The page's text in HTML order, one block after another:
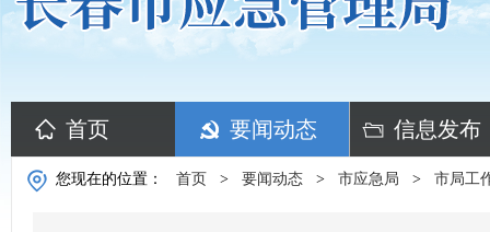
首页 要闻动态 信息发布
您现在的位置： 首页 > 要闻动态 > 市应急局 > 市局工